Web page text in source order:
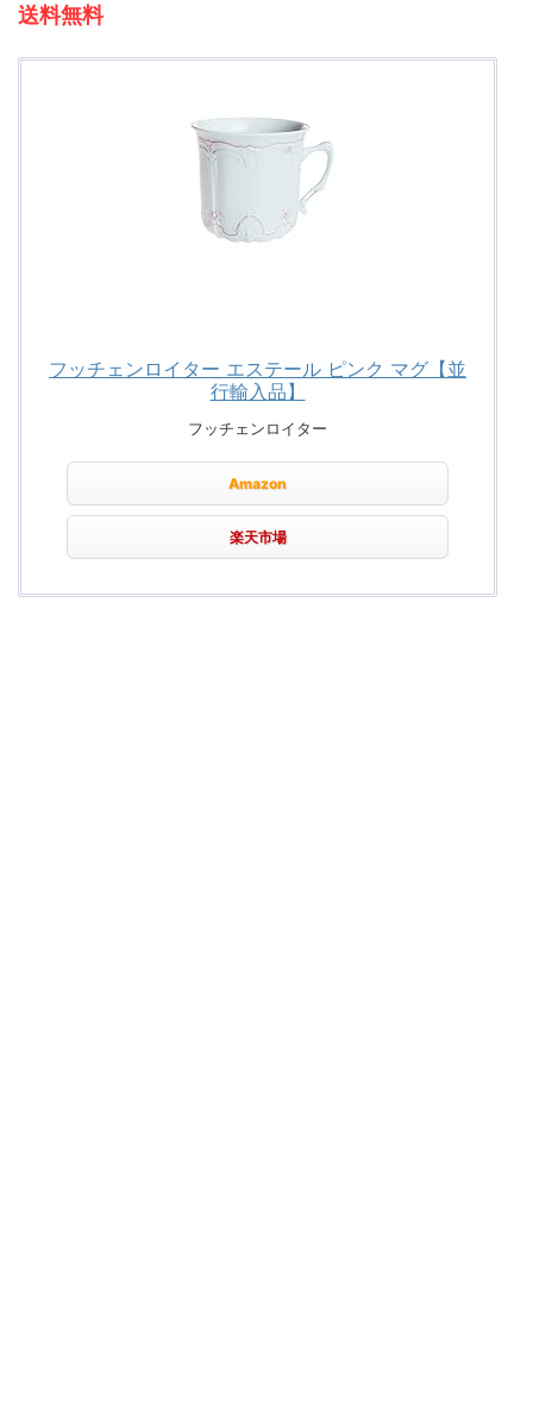
送料無料
フッチェンロイター エステール ピンク マグ【並
行輸入品】
フッチェンロイター
Amazon
楽天市場